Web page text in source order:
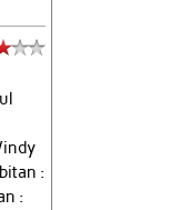
:
: